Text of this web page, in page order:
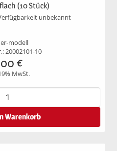
(10 Stück)
unbekannt
modell
20002101-10
€
MwSt.
Warenkorb